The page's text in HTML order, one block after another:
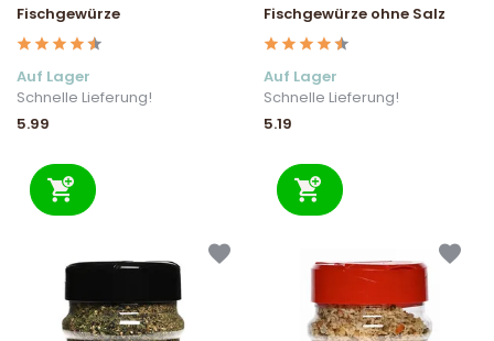
Fischgewürze
Auf Lager
Schnelle Lieferung!
5.99
Fischgewürze ohne Salz
Auf Lager
Schnelle Lieferung!
5.19